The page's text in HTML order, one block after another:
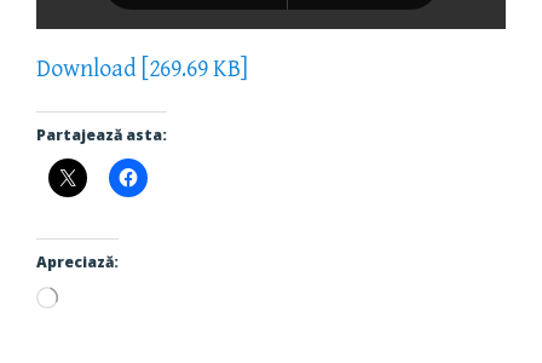
Download [269.69 KB]
Partajează asta:
Apreciază:
Încarc...